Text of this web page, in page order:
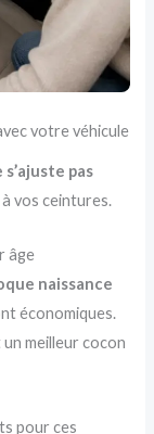
votre véhicule
s’ajuste pas
vos ceintures.
âge
naissance
économiques.
meilleur cocon
pour ces